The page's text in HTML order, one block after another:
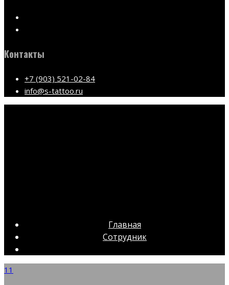
Контакты
+7 (903) 521-02-84
info@s-tattoo.ru
Главная
Сотрудник
11